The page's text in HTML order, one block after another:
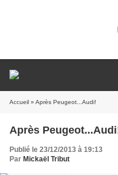
Accueil » Après Peugeot...Audi!
Après
Publié le 23/12/2013 à 19:13
Par Mickaël Tribut